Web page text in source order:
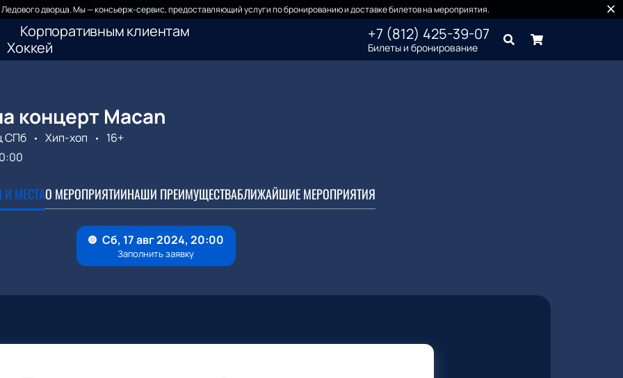
дворца. Мы — консьерж-сервис, предоставляющий услуги по бронированию и доставке билетов на мероприятия.
Корпоративным клиентам
Хоккей
+7 (812) 425-39-07
Билеты и бронирование
концерт Macan
СПб Хип-хоп
16+
МЕСТАО МЕРОПРИЯТИИНАШИ ПРЕИМУЩЕСТВАБЛИЖАЙШИЕ МЕРОПРИЯТИЯ